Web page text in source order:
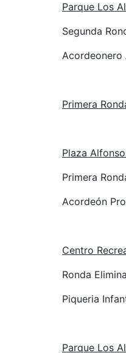
Parque Los
Segunda
Acordeonero
Primera
Plaza
Primera
Acordeón
Centro
Ronda
Piqueria
Parque Los